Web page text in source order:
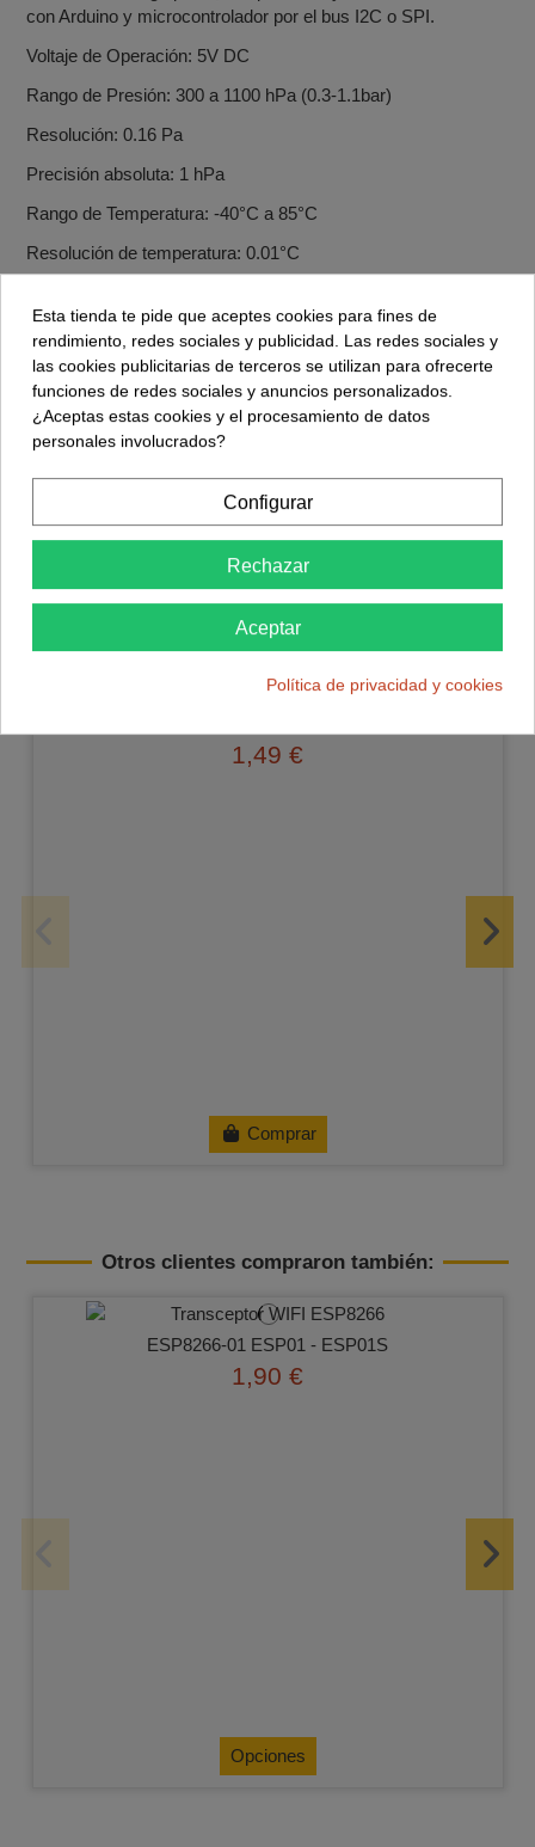
con Arduino y microcontrolador por el bus I2C o SPI.
Voltaje de Operación: 5V DC
Rango de Presión: 300 a 1100 hPa (0.3-1.1bar)
Resolución: 0.16 Pa
Precisión absoluta: 1 hPa
Rango de Temperatura: -40°C a 85°C
Resolución de temperatura: 0.01°C
Rango de Humedad Relativa: 0-100% RH
Precisión de HR: +-3%
Rango de altura medible: 0-9100 metros
Ultra-bajo consumo de energía
Frecuencia de Muestreo: 157 Hz (máx.)
Accesorios
1,49 €
Comprar
Otros clientes compraron también:
ESP8266-01 ESP01 - ESP01S
1,90 €
Opciones
Esta tienda te pide que aceptes cookies para fines de
rendimiento, redes sociales y publicidad. Las redes sociales y
las cookies publicitarias de terceros se utilizan para ofrecerte
funciones de redes sociales y anuncios personalizados.
¿Aceptas estas cookies y el procesamiento de datos
personales involucrados?
Configurar
Rechazar
Aceptar
Política de privacidad y cookies